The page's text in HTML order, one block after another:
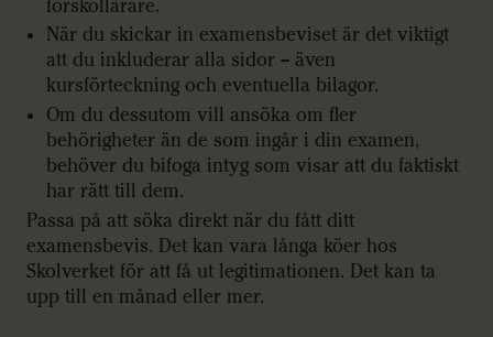
förskollärare.
När du skickar in examensbeviset är det viktigt
att du inkluderar alla sidor – även
kursförteckning och eventuella bilagor.
Om du dessutom vill ansöka om fler
behörigheter än de som ingår i din examen,
behöver du bifoga intyg som visar att du faktiskt
har rätt till dem.
Passa på att söka direkt när du fått ditt
examensbevis. Det kan vara långa köer hos
Skolverket för att få ut legitimationen. Det kan ta
upp till en månad eller mer.